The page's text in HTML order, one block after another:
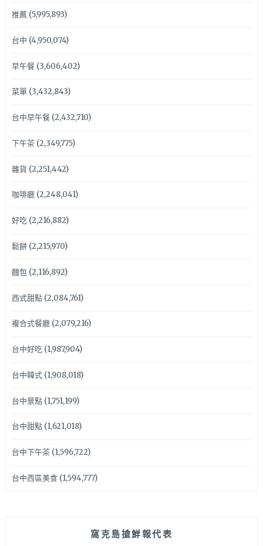
推薦(5,995,893)
台中 (4,950,074)
早午餐(3,606,402)
菜單(3,432,843)
台中早午餐(2,432,710)
下午茶(2,349,775)
雜貨 (2,251,442)
咖啡廳(2,248,041)
好吃(2,216,882)
鬆餅(2,215,970)
麵包(2,116,892)
西式甜點(2,084,761)
複合式餐廳(2,079,216)
台中好吃(1,987,904)
台中韓式(1,908,018)
台中景點(1,751,199)
台中甜點(1,621,018)
台中下午茶(1,596,722)
台中西區美食(1,594,777)
窩克島搶鮮報代表